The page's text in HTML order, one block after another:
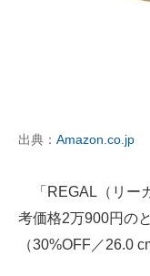
出典： Amazon.co.jp
「REGAL（リー
考価格2万900円の
（30%OFF／26.0